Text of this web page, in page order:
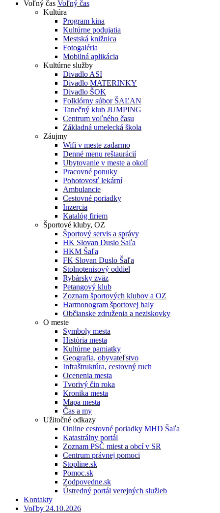
Voľný čas Voľný čas
Kultúra
Program kina
Kultúrne podujatia
Mestská knižnica
Fotogaléria
Mobilná aplikácia
Kultúrne služby
Divadlo ASI
Divadlo MATERINKY
Divadlo ŠOK
Folklórny súbor ŠAĽAN
Tanečný klub JUMPING
Centrum voľného času
Základná umelecká škola
Záujmy
Wifi v meste zadarmo
Denné menu reštaurácií
Ubytovanie v meste a okolí
Pracovné ponuky
Pohotovosť lekární
Ambulancie
Cestovné poriadky
Inzercia
Katalóg firiem
Športové kluby, OZ
Športový servis a správy
HK Slovan Duslo Šaľa
HKM Šaľa
FK Slovan Duslo Šaľa
Stolnotenisový oddiel
Rybársky zväz
Petangový klub
Zoznam športových klubov a OZ
Harmonogram športovej haly
Občianske združenia a neziskovky
O meste
Symboly mesta
História mesta
Kultúrne pamiatky
Geografia, obyvateľstvo
Infraštruktúra, cestovný ruch
Ocenenia mesta
Tvorivý čin roka
Kronika mesta
Mapa mesta
Čas a my
Užitočné odkazy
Online cestovné poriadky MHD Šaľa
Katastrálny portál
Zoznam PSČ miest a obcí v SR
Centrum právnej pomoci
Stopline.sk
Pomoc.sk
Zodpovedne.sk
Ústredný portál verejných služieb
Kontakty
Voľby 24.10.2026